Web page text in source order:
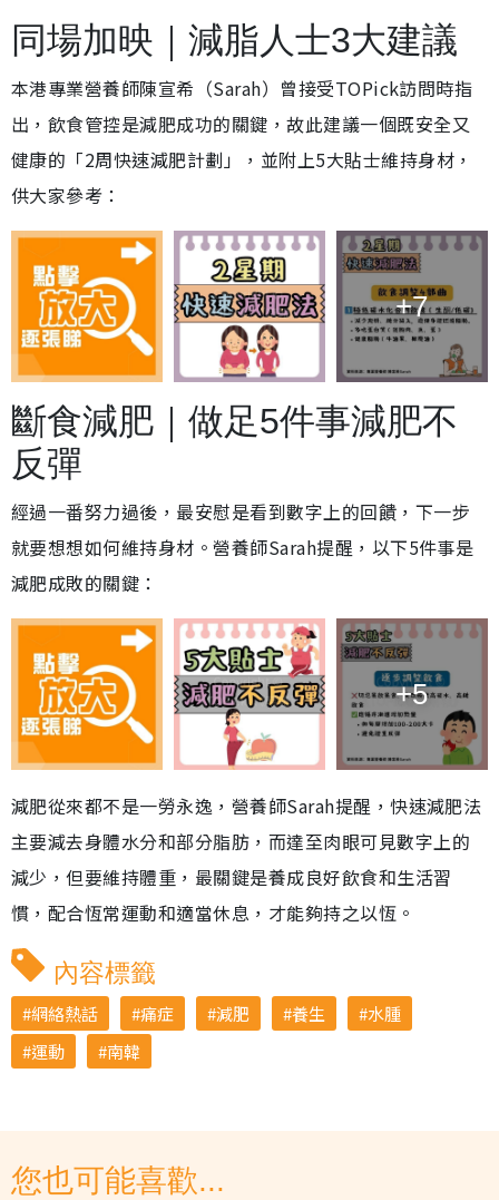
同場加映｜減脂人士3大建議
本港專業營養師陳宣希（Sarah）曾接受TOPick訪問時指
出，飲食管控是減肥成功的關鍵，故此建議一個既安全又
健康的「2周快速減肥計劃」，並附上5大貼士維持身材，
供大家參考：
+7
斷食減肥｜做足5件事減肥不
反彈
經過一番努力過後，最安慰是看到數字上的回饋，下一步
就要想想如何維持身材。營養師Sarah提醒，以下5件事是
減肥成敗的關鍵：
+5
減肥從來都不是一勞永逸，營養師Sarah提醒，快速減肥法
主要減去身體水分和部分脂肪，而達至肉眼可見數字上的
減少，但要維持體重，最關鍵是養成良好飲食和生活習
慣，配合恆常運動和適當休息，才能夠持之以恆。
內容標籤
網絡熱話 痛症 減肥 養生
水腫
運動
南韓
您也可能喜歡...